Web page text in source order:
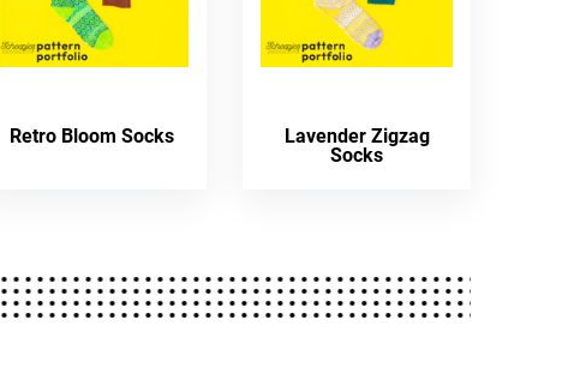
Retro Bloom Socks
Lavender Zigzag
Socks